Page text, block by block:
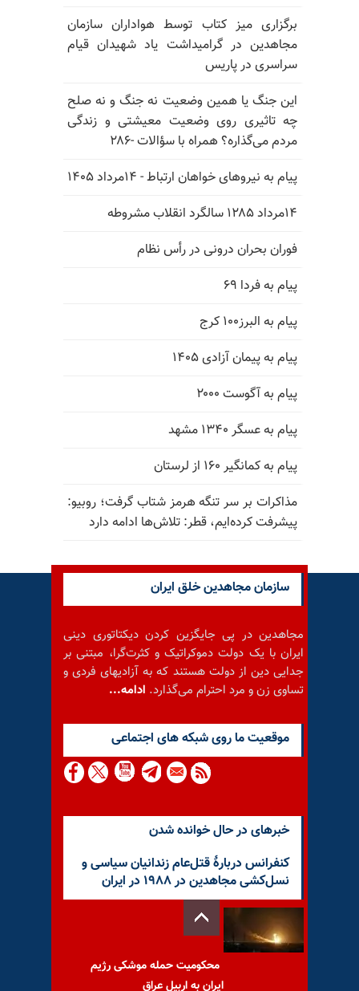
برگزاری میز کتاب توسط هواداران سازمان
مجاهدین در گرامیداشت یاد شهیدان قیام
سراسری در پاریس
این جنگ یا همین وضعیت نه جنگ و نه صلح
چه تاثیری روی وضعیت معیشتی و زندگی
مردم می‌گذاره؟ همراه با سؤالات -۲۸۶
پیام به نیروهای خواهان ارتباط - ۱۴مرداد ۱۴۰۵
۱۴مرداد ۱۲۸۵ سالگرد انقلاب مشروطه
فوران بحران درونی در رأس نظام
پیام به فردا ۶۹
پیام به البرز۱۰۰ کرج
پیام به پیمان آزادی ۱۴۰۵
پیام به آگوست ۲۰۰۰
پیام به عسگر ۱۳۴۰ مشهد
پیام به کمانگیر ۱۶۰ از لرستان
مذاکرات بر سر تنگه هرمز شتاب گرفت؛ روبیو:
پیشرفت کرده‌ایم، قطر: تلاش‌ها ادامه دارد
سازمان مجاهدین خلق ایران
مجاهدین در پی جایگزین کردن دیکتاتوری دینی
ایران با یک دولت دموکراتیک و کثرت‌گرا، مبتنی بر
جدایی دین از دولت هستند که به آزادیهای فردی و
تساوی زن و مرد احترام می‌گذارد. ادامه...
موقعيت ما روى شبكه هاى اجتماعى
خبرهای در حال خوانده شدن
کنفرانس دربارهٔ قتل‌عام زندانیان سیاسی و
نسل‌کشی مجاهدین در ۱۹۸۸ در ایران
محکومیت حمله موشکی رژیم
ایران به اربیل عراق